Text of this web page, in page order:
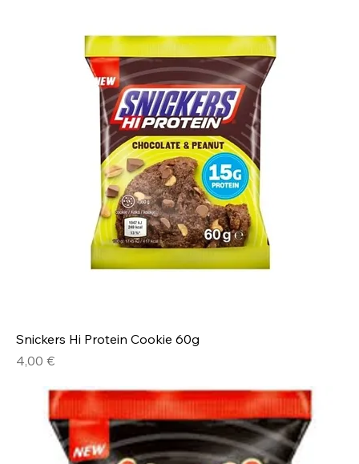
Snickers Hi Protein Cookie 60g
Prezzo
4,00 €